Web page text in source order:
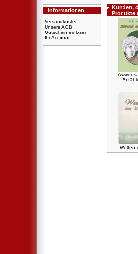
Informationen
Versandkosten
Unsere AGB
Gutschein einlösen
Ihr Account
Kunden,
Produkte
Awwer
Welten